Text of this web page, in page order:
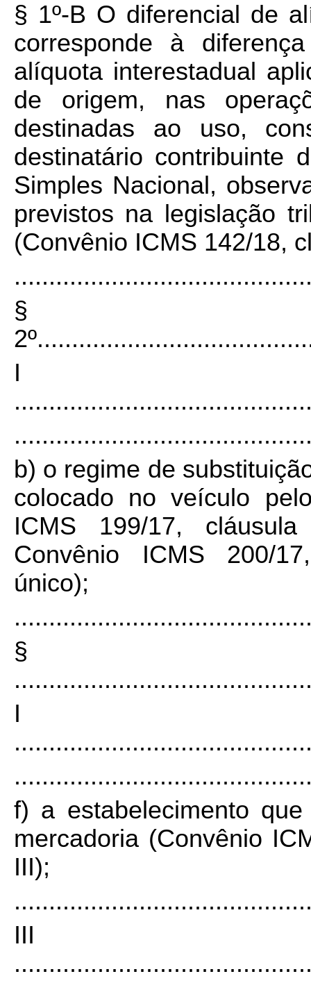
§ 1º-B O diferencial de
corresponde à
alíquota interestadual
de origem, nas
destinadas ao uso,
destinatário contribuinte
Simples Nacional,
previstos na legislação
(Convênio ICMS 142/18,
§
2º
I
b) o regime de
colocado no veículo
ICMS 199/17,
Convênio ICMS 200/
único);
§
I
f) a estabelecimento
mercadoria (Convênio
III);